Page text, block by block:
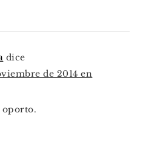
dice
de 2014 en
oporto.